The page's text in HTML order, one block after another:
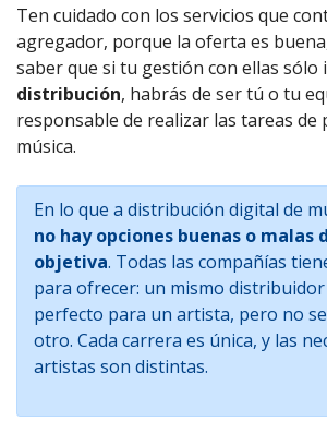
Ten cuidado con los servicios que
agregador, porque la oferta es
saber que si tu gestión con ellas sólo
distribución, habrás de ser tú o tu
responsable de realizar las tareas de
música.
En lo que a distribución digital de
no hay opciones buenas o malas
objetiva. Todas las compañías
para ofrecer: un mismo
perfecto para un artista, pero no
otro. Cada carrera es única, y las
artistas son distintas.